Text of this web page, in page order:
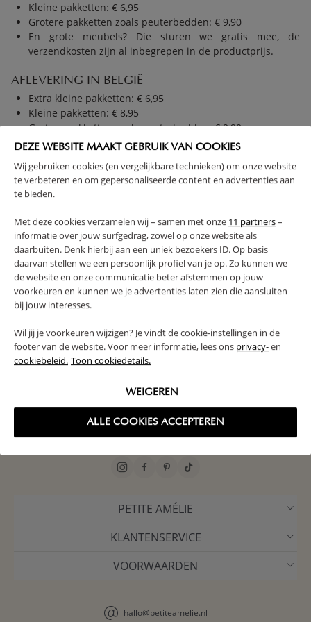
DEZE WEBSITE MAAKT GEBRUIK VAN COOKIES
Wij gebruiken cookies (en vergelijkbare technieken) om onze website
te verbeteren en om gepersonaliseerde content en advertenties aan
te bieden.
Met deze cookies verzamelen wij – samen met onze 11 partners–
informatie over jouw surfgedrag, zowel op onze website als
daarbuiten. Denk hierbij aan een uniek bezoekers ID. Op basis
daarvan stellen we een persoonlijk profiel van je op. Zo kunnen we
de website en onze communicatie beter afstemmen op jouw
voorkeuren en kunnen we je advertenties laten zien die aansluiten
bij jouw interesses.
Wil jij je voorkeuren wijzigen? Je vindt de cookie-instellingen in de
footer van de website. Voor meer informatie, lees ons privacy-en
cookiebeleid. Toon cookiedetails.
WEIGEREN
ALLE COOKIES ACCEPTEREN
Kleine pakketten: € 6,95
Grotere pakketten zoals peuterbedden: € 9,90
En grote meubels? Die sturen we gratis mee, de
verzendkosten zijn al inbegrepen in de productprijs.
AFLEVERING IN BELGIË
Extra kleine pakketten: € 6,95
Kleine pakketten: € 8,95
Grotere pakketten zoals peuterbedden: € 9,90
Grotere meubels: € 24,50
waarde van 150€
MELD ME AAN
PETITE AMÉLIE
KLANTENSERVICE
VOORWAARDEN
hallo@petiteamelie.nl